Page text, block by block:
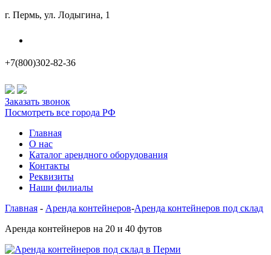
г. Пермь, ул. Лодыгина, 1
+7(800)302-82-36
Заказать звонок
Посмотреть все города РФ
Главная
О нас
Каталог арендного оборудования
Контакты
Реквизиты
Наши филиалы
Главная - Аренда контейнеров-Аренда контейнеров под склад
Аренда контейнеров на 20 и 40 футов